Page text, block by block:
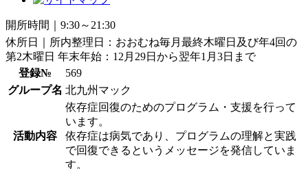
開所時間｜9:30～21:30
休所日｜所内整理日：おおむね毎月最終木曜日及び年4回の
第2木曜日 年末年始：12月29日から翌年1月3日まで
登録№
569
グループ名 北九州マック
活動内容
依存症回復のためのプログラム・支援を行って
います。
依存症は病気であり、プログラムの理解と実践
で回復できるというメッセージを発信していま
す。